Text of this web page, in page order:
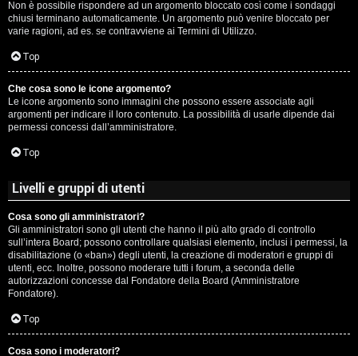
Non è possibile rispondere ad un argomento bloccato così come i sondaggi
chiusi terminano automaticamente. Un argomento può venire bloccato per
varie ragioni, ad es. se contravviene ai Termini di Utilizzo.
Top
Che cosa sono le icone argomento?
Le icone argomento sono immagini che possono essere associate agli
argomenti per indicare il loro contenuto. La possibilità di usarle dipende dai
permessi concessi dall’amministratore.
Top
Livelli e gruppi di utenti
Cosa sono gli amministratori?
Gli amministratori sono gli utenti che hanno il più alto grado di controllo
sull’intera Board; possono controllare qualsiasi elemento, inclusi i permessi, la
disabilitazione (o «ban») degli utenti, la creazione di moderatori e gruppi di
utenti, ecc. Inoltre, possono moderare tutti i forum, a seconda delle
autorizzazioni concesse dal Fondatore della Board (Amministratore
Fondatore).
Top
Cosa sono i moderatori?
n
c
i
p
i
a
c
e
P
e
r
c